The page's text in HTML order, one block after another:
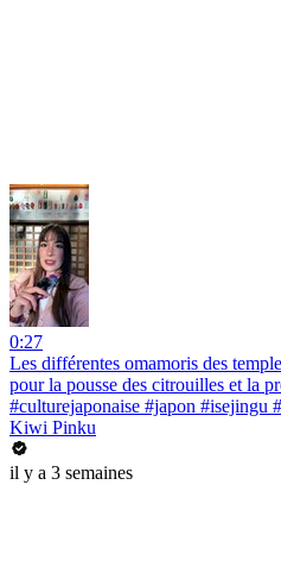
0:27
Les différentes omamoris des
pour la pousse des citrouilles et la
#culturejaponaise #japon #isejingu
Kiwi Pinku
il y a 3 semaines